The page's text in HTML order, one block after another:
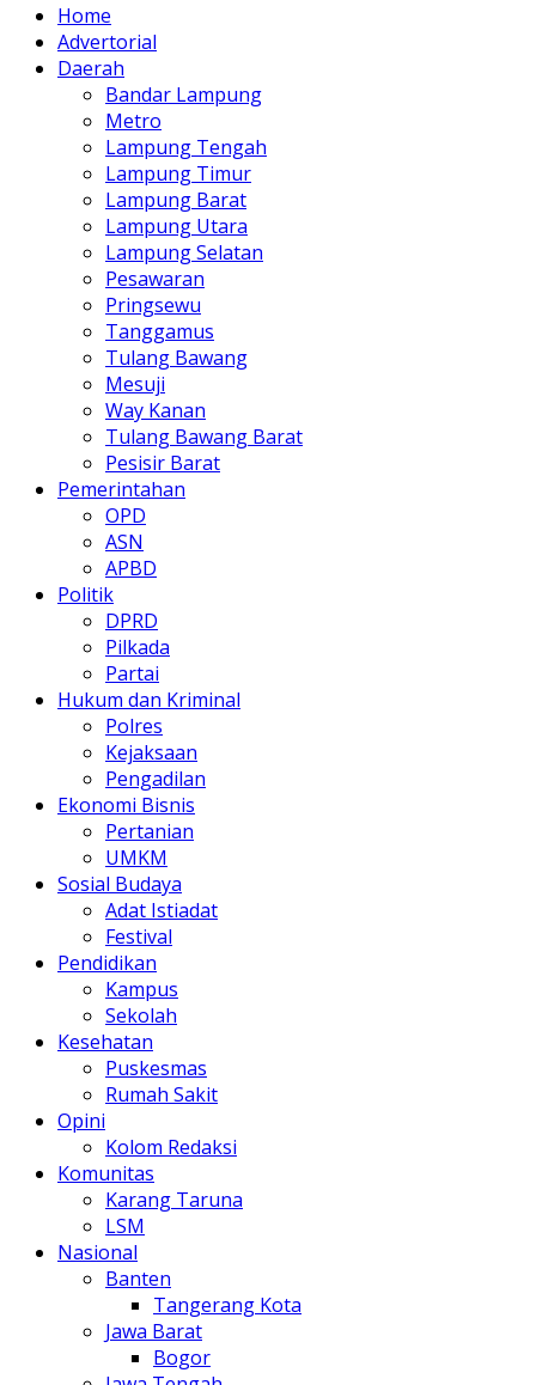
Home
Advertorial
Daerah
Bandar Lampung
Metro
Lampung Tengah
Lampung Timur
Lampung Barat
Lampung Utara
Lampung Selatan
Pesawaran
Pringsewu
Tanggamus
Tulang Bawang
Mesuji
Way Kanan
Tulang Bawang Barat
Pesisir Barat
Pemerintahan
OPD
ASN
APBD
Politik
DPRD
Pilkada
Partai
Hukum dan Kriminal
Polres
Kejaksaan
Pengadilan
Ekonomi Bisnis
Pertanian
UMKM
Sosial Budaya
Adat Istiadat
Festival
Pendidikan
Kampus
Sekolah
Kesehatan
Puskesmas
Rumah Sakit
Opini
Kolom Redaksi
Komunitas
Karang Taruna
LSM
Nasional
Banten
Tangerang Kota
Jawa Barat
Bogor